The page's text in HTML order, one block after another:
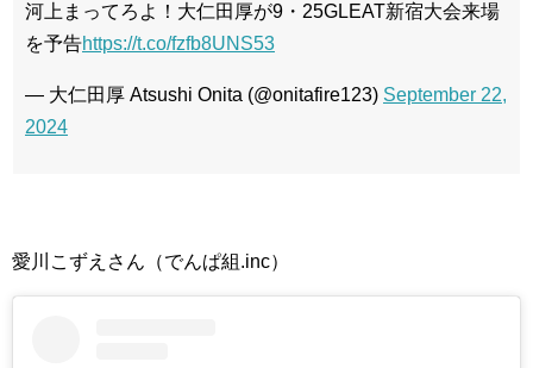
河上まってろよ！大仁田厚が9・25GLEAT新宿大会来場
を予告https://t.co/fzfb8UNS53
— 大仁田厚 Atsushi Onita (@onitafire123) September 22,
2024
愛川こずえさん（でんぱ組.inc）